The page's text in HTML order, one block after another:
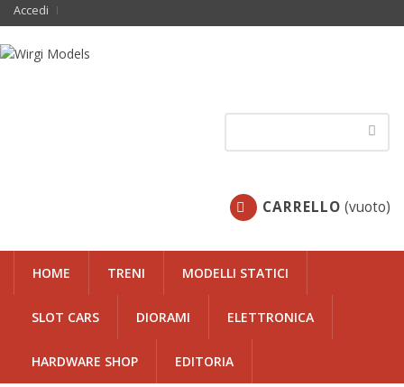
Accedi
CARRELLO (vuoto)
HOME TRENI MODELLI STATICI
SLOT CARS DIORAMI ELETTRONICA
HARDWARE SHOP EDITORIA